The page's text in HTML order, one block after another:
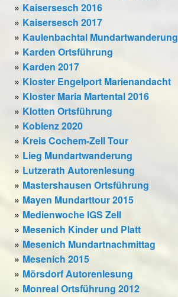
Kaisersesch 2016
Kaisersesch 2017
Kaulenbachtal Mundartwanderung
Karden Ortsführung
Karden 2017
Kloster Engelport Marienandacht
Kloster Maria Martental 2016
Klotten Ortsführung
Koblenz 2020
Kreis Cochem-Zell Tour
Lieg Mundartwanderung
Lutzerath Autorenlesung
Mastershausen Ortsführung
Mayen Mundarttour 2015
Medienwoche IGS Zell
Mesenich Kinder und Platt
Mesenich Mundartnachmittag
Mesenich 2015
Mörsdorf Autorenlesung
Monreal Ortsführung 2012